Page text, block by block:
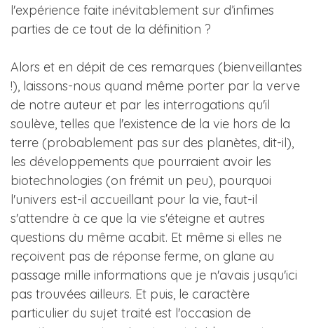
l'expérience faite inévitablement sur d’infimes
parties de ce tout de la définition ?
Alors et en dépit de ces remarques (bienveillantes
!), laissons-nous quand même porter par la verve
de notre auteur et par les interrogations qu'il
soulève, telles que l'existence de la vie hors de la
terre (probablement pas sur des planètes, dit-il),
les développements que pourraient avoir les
biotechnologies (on frémit un peu), pourquoi
l'univers est-il accueillant pour la vie, faut-il
s'attendre à ce que la vie s'éteigne et autres
questions du même acabit. Et même si elles ne
reçoivent pas de réponse ferme, on glane au
passage mille informations que je n'avais jusqu'ici
pas trouvées ailleurs. Et puis, le caractère
particulier du sujet traité est l'occasion de